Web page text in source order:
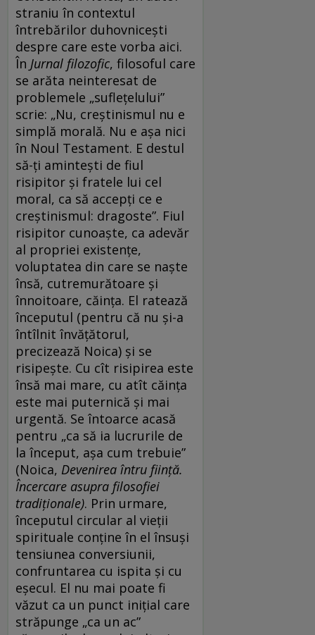
straniu în contextul
întrebărilor duhovnicești
despre care este vorba aici.
În Jurnal filozofic, filosoful care
se arăta neinteresat de
problemele „suflețelului”
scrie: „Nu, creştinismul nu e
simplă morală. Nu e aşa nici
în Noul Testament. E destul
să-ţi aminteşti de fiul
risipitor şi fratele lui cel
moral, ca să accepţi ce e
creştinismul: dragoste”. Fiul
risipitor cunoaște, ca adevăr
al propriei existențe,
voluptatea din care se naște
însă, cutremurătoare și
înnoitoare, căința. El ratează
începutul (pentru că nu și-a
întîlnit învățătorul,
precizează Noica) și se
risipește. Cu cît risipirea este
însă mai mare, cu atît căința
este mai puternică și mai
urgentă. Se întoarce acasă
pentru „ca să ia lucrurile de
la început, așa cum trebuie”
(Noica, Devenirea întru ființă.
Încercare asupra filosofiei
tradiționale). Prin urmare,
începutul circular al vieții
spirituale conține în el însuși
tensiunea conversiunii,
confruntarea cu ispita și cu
eșecul. El nu mai poate fi
văzut ca un punct inițial care
străpunge „ca un ac”